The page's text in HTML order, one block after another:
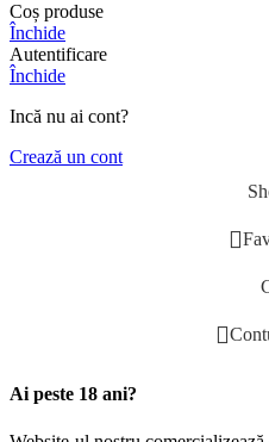
Coș produse
Închide
Autentificare
Închide
Incă nu ai cont?
Crează un cont
Ai peste 18 ani?